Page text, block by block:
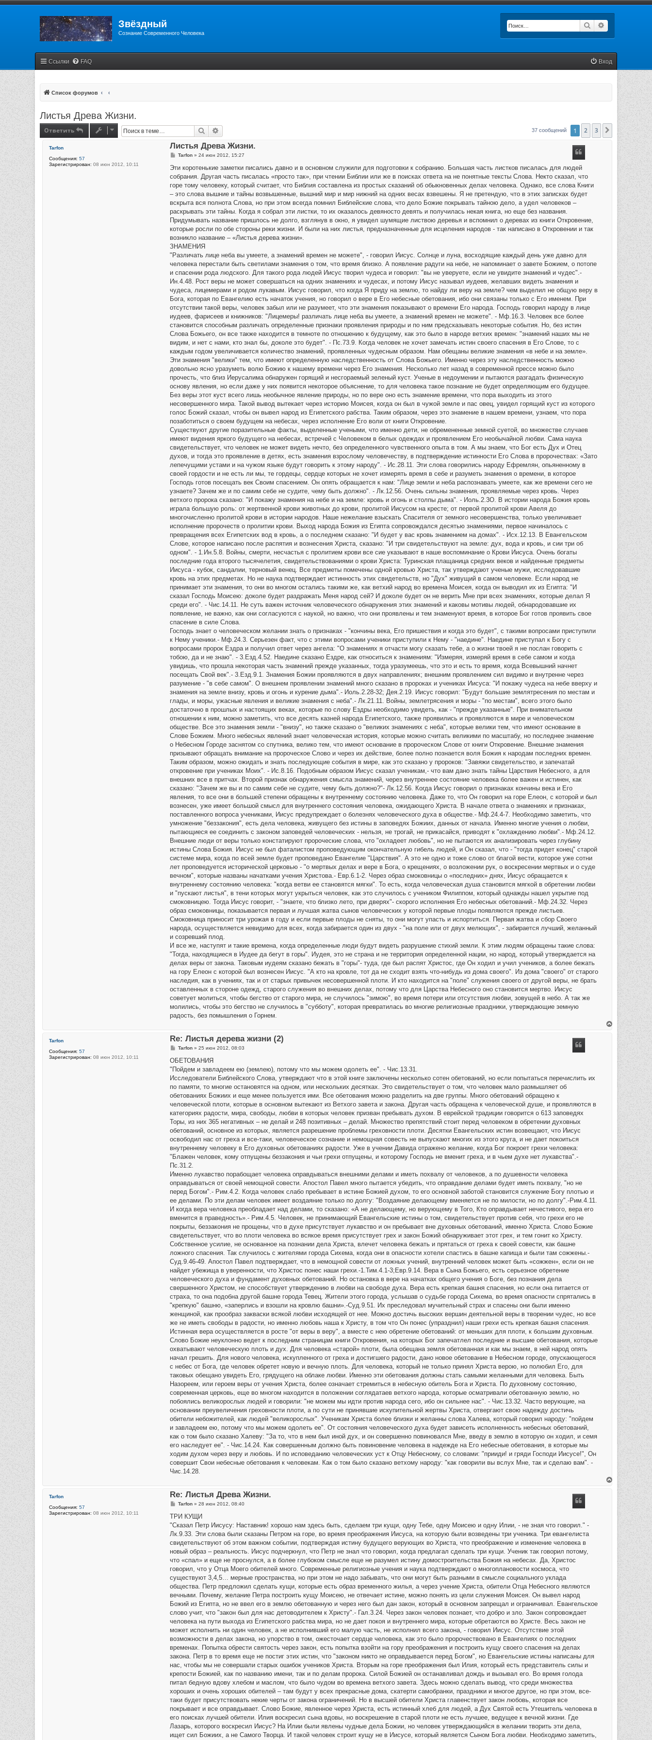
Звёздный
Сознание Современного Человека
Поиск
Ссылки FAQ Вход
Список форумов
Листья Древа Жизни.
Ответить Поиск 37 сообщений 1 2 3 След.
Tarfon
Сообщения: 57
Зарегистрирован: 08 июн 2012, 10:11
Листья Древа Жизни.
С
о
щ
е
н
и
е
Tarfon» 24 июн 2012, 15:27
Эти коротенькие заметки писались давно и в основном служили для подготовки к собранию. Большая часть листков писалась для людей
собрания. Другая часть писалась «просто так», при чтении Библии или же в поисках ответа на не понятные тексты Слова. Некто сказал, что
горе тому человеку, который считает, что Библия составлена из простых сказаний об обыкновенных делах человека. Однако, все слова Книги
– это слова вышние и тайны возвышенные, вышний мир и мир нижний на одних весах взвешены. Я не претендую, что в этих записках будет
вскрыта вся полнота Слова, но при этом всегда помнил Библейские слова, что дело Божие покрывать тайною дело, а удел человеков –
раскрывать эти тайны. Когда я собрал эти листки, то их оказалось девяносто девять и получилась некая книга, но еще без названия.
Придумывать название пришлось не долго, взглянув в окно, я увидел шумящие листвою деревья и вспомнил о деревах из книги Откровение,
которые росли по обе стороны реки жизни. И были на них листья, предназначенные для исцеления народов - так написано в Откровении и так
возникло название – «Листья дерева жизни».
ЗНАМЕНИЯ
"Различать лице неба вы умеете, а знамений времен не можете", - говорил Иисус. Солнце и луна, восходящие каждый день уже давно для
человека перестали быть светилами знамения о том, что время близко. А появление радуги на небе, не напоминает о завете Божием, о потопе
и спасении рода людского. Для такого рода людей Иисус творил чудеса и говорил: "вы не уверуете, если не увидите знамений и чудес".-
Ин.4.48. Рост веры не может совершаться на одних знамениях и чудесах, и потому Иисус называл иудеев, желавших видеть знамения и
чудеса, лицемерами и родом лукавым. Иисус говорил, что когда Я приду на землю, то найду ли веру на земле? чем выделил не общую веру в
Бога, которая по Евангелию есть начаток учения, но говорил о вере в Его небесные обетования, ибо они связаны только с Его именем. При
отсутствии такой веры, человек забыл или не разумеет, что эти знамения показывают о времени Его народа. Господь говорил народу в лице
иудеев, фарисеев и книжников: "Лицемеры! различать лице неба вы умеете, а знамений времен не можете". - Мф.16.3. Человек все более
становится способным различать определенные признаки проявления природы и по ним предсказывать некоторые события. Но, без истин
Слова Божьего, он все также находится в темноте по отношению к будущему, как это было в народе ветхих времен: "знамений наших мы не
видим, и нет с нами, кто знал бы, доколе это будет". - Пс.73.9. Когда человек не хочет замечать истин своего спасения в Его Слове, то с
каждым годом увеличивается количество знамений, проявленных чудесным образом. Нам обещаны великие знамения «в небе и на земле».
Эти знамения "велики" тем, что имеют определенную наследственность от Слова Божьего. Именно через эту наследственность можно
довольно ясно уразуметь волю Божию к нашему времени через Его знамения. Несколько лет назад в современной прессе можно было
прочесть, что близ Иерусалима обнаружен горящий и несгораемый зеленый куст. Ученые в недоумении и пытаются разгадать физическую
основу явления, но если даже у них появится некоторое объяснение, то для человека такое познание не будет определяющим его будущее.
Без веры этот куст всего лишь необычное явление природы, но по вере оно есть знамение времени, что пора выходить из этого
несовершенного мира. Такой вывод вытекает через историю Моисея, когда он был в чужой земле и пас овец, увидел горящий куст из которого
голос Божий сказал, чтобы он вывел народ из Египетского рабства. Таким образом, через это знамение в нашем времени, узнаем, что пора
позаботиться о своем будущем на небесах, через исполнение Его воли от книги Откровение.
Существуют другие поразительные факты, выделенные учеными, что именно дети, не обремененные земной суетой, во множестве случаев
имеют видения яркого будущего на небесах, встречей с Человеком в белых одеждах и проявлением Его необычайной любви. Сама наука
свидетельствует, что человек не может видеть нечто, без определенного чувственного опыта в том. А мы знаем, что Бог есть Дух и Отец
духов, и тогда это проявление в детях, есть знамения взрослому человечеству, в подтверждение истинности Его Слова в пророчествах: «Зато
лепечущими устами и на чужом языке будут говорить к этому народу". - Ис.28.11. Эти слова говорились народу Ефремлян, опьяненному в
своей гордости и не есть ли мы, те гордецы, сердце которых не хочет измерять время в себе и разуметь знамения о времени, в которое
Господь готов посещать век Своим спасением. Он опять обращается к нам: "Лице земли и неба распознавать умеете, как же времени сего не
узнаете? Зачем же и по самим себе не судите, чему быть должно". - Лк.12.56. Очень сильны знамения, проявляемые через кровь. Через
ветхого пророка сказано: "И покажу знамения на небе и на земле: кровь и огонь и столпы дыма". - Иоль.2.3О. В истории народа Божия кровь
играла большую роль: от жертвенной крови животных до крови, пролитой Иисусом на кресте; от первой пролитой крови Авеля до
многочисленно пролитой крови в истории народов. Наше нежелание взыскать Спасителя от земного несовершенства, только увеличивает
исполнение пророчеств о пролитии крови. Выход народа Божия из Египта сопровождался десятью знамениями, первое начиналось с
превращения всех Египетских вод в кровь, а о последнем сказано: "И будет у вас кровь знамением на домах". - Исх.12.13. В Евангельском
Слове, которое написано после распятия и вознесения Христа, сказано: "И три свидетельствуют на земле: дух, вода и кровь, и сии три об
одном". - 1.Ин.5.8. Войны, смерти, несчастья с пролитием крови все сие указывают в наше воспоминание о Крови Иисуса. Очень богаты
последние года второго тысячелетия, свидетельствованиями о крови Христа: Туринская плащаница средних веков и найденные предметы
Иисуса - кубок, сандалии, терновый венец. Все предметы помечены одной кровью Христа, так утверждают ученые мужи, исследовавшие
кровь на этих предметах. Но не наука подтверждает истинность этих свидетельств, но "Дух" живущий в самом человеке. Если народ не
принимает эти знамения, то они во многом остались такими же, как ветхий народ во времена Моисея, когда он выводил их из Египта: "И
сказал Господь Моисею: доколе будет раздражать Меня народ сей? И доколе будет он не верить Мне при всех знамениях, которые делал Я
среди его". - Чис.14.11. Не суть важен источник человеческого обнаружения этих знамений и каковы мотивы людей, обнародовавшие их
появление, не важно, как они согласуются с наукой, но важно, что они проявлены и тем знаменуют время, в которое Бог готов проявить свое
спасение в силе Слова.
Господь знает о человеческом желании знать о признаках - "кончины века, Его пришествия и когда это будет", с такими вопросами приступили
к Нему ученики.- Мф.24.3. Серьезен факт, что с этими вопросами ученики приступили к Нему - "наедине". Наедине приступал к Богу с
вопросами пророк Ездра и получил ответ через ангела: "О знамениях я отчасти могу сказать тебе, а о жизни твоей я не послан говорить с
тобою, да и не знаю". - 3.Езд.4.52. Наедине сказано Ездре, как относиться к знамениям: "Измеряя, измеряй время в себе самом и когда
увидишь, что прошла некоторая часть знамений прежде указанных, тогда уразумеешь, что это и есть то время, когда Всевышний начнет
посещать Свой век".- 3.Езд.9.1. Знамения Божии проявляются в двух направлениях; внешним проявлением сил видимо и внутренне через
разумение - "в себе самом". О внешнем проявлении знамений много сказано в пророках и учениках Иисуса: "И покажу чудеса на небе вверху и
знамения на земле внизу, кровь и огонь и курение дыма".- Иоль.2.28-32; Дея.2.19. Иисус говорил: "Будут большие землятресения по местам и
глады, и моры, ужасные явления и великие знамения с неба".- Лк.21.11. Войны, землетрясения и моры - "по местам", всего этого было
достаточно в прошлых и настоящих веках, которые по слову Ездры необходимо увидеть, как - "прежде указанные". При внимательном
отношении к ним, можно заметить, что все десять казней народа Египетского, также проявились и проявляются в мире и человеческом
обществе. Все это знамения земли - "внизу", но также сказано о "великих знамениях с неба", которые велики тем, что имеют основание в
Слове Божием. Много небесных явлений знает человеческая история, которые можно считать великими по масштабу, но последнее знамение
о Небесном Городе заснятом со спутника, велико тем, что имеют основание в пророческом Слове от книги Откровение. Внешние знамения
призывают обращать внимание на пророческое Слово и через их действие, более полно познается воля Божия к народам последних времен.
Таким образом, можно ожидать и знать последующие события в мире, как это сказано у пророков: "Завяжи свидетельство, и запечатай
откровение при учениках Моих". - Ис.8.16. Подобным образом Иисус сказал ученикам,- что вам дано знать тайны Царствия Небесного, а для
внешних все в притчах. Второй признак обнаружения смысла знамений, через внутреннее состояние человека более важен и истинен, как
сказано: "Зачем же вы и по самим себе не судите, чему быть должно?"- Лк.12.56. Когда Иисус говорил о признаках кончины века и Его
явления, то все они в большей степени обращены к внутреннему состоянию человека. Даже то, что Он говорил на горе Елеон, с которой и был
вознесен, уже имеет большой смысл для внутреннего состояния человека, ожидающего Христа. В начале ответа о знамениях и признаках,
поставленного вопроса учениками, Иисус предупреждает о болезнях человеческого духа в обществе.- Мф.24.4-7. Необходимо заметить, что
умножение "беззакония", есть дела человека, живущего без истины в заповедях Божиих, данных от начала. Именно многие учения о любви,
пытающиеся ее соединить с законом заповедей человеческих - нельзя, не трогай, не прикасайся, приводят к "охлаждению любви".- Мф.24.12.
Внешние люди от веры только констатируют пророческие слова, что "охладеет любовь", но не пытаются их анализировать через глубину
истины Слова Божия. Иисус не был фаталистом проповедующим окончательную гибель людей, и Он сказал, что - "тогда придет конец" старой
системе мира, когда по всей земле будет проповедано Евангелие "Царствия". А это не одно и тоже слово от благой вести, которое уже сотни
лет проповедуется исторической церковью - "о мертвых делах и вере в Бога, о крещениях, о возложении рук, о воскресении мертвых и о суде
вечном", которые названы начатками учения Христова.- Евр.6.1-2. Через образ смоковницы о «последних» днях, Иисус обращается к
внутреннему состоянию человека: "когда ветви ее становятся мягки". То есть, когда человеческая душа становится мягкой в обретении любви
и "пускают листья", в тени которых могут укрыться человек, как это случилось с учеником Филиппом, который однажды нашел укрытие под
смоковницею. Тогда Иисус говорит, - "знаете, что близко лето, при дверях"- скорого исполнения Его небесных обетований.- Мф.24.32. Через
образ смоковницы, показывается первая и лучшая жатва сынов человеческих у которой первые плоды появляются прежде листьев.
Смоковница приносит три урожая в году и если первые плоды не сняты, то они могут упасть и испортиться. Первая жатва и сбор Своего
народа, осуществляется невидимо для всех, когда забирается один из двух - "на поле или от двух мелющих", - забирается лучший, желанный
и созревший плод.
И все же, наступят и такие времена, когда определенные люди будут видеть разрушение стихий земли. К этим людям обращены такие слова:
"Тогда, находящиеся в Иудее да бегут в горы". Иудея, это не страна и не территория определенной нации, но народ, который утверждается на
делах веры от закона. Таковым иудеям сказано бежать в "горы"- туда, где был распят Христос, где Он ходил и учил учеников, а более бежать
на гору Елеон с которой был вознесен Иисус. "А кто на кровле, тот да не сходит взять что-нибудь из дома своего". Из дома "своего" от старого
наследия, как в учениях, так и от старых привычек несовершенной плоти. И кто находится на "поле" служения своего от другой веры, не брать
оставленных в стороне одежд, старого служения во внешних делах, потому что для Царства Небесного оно становится мертво. Иисус
советует молиться, чтобы бегство от старого мира, не случилось "зимою", во время потери или отсутствия любви, зовущей в небо. А так же
молились, чтобы это бегство не случилось в "субботу", которая превратилась во многие религиозные праздники, утверждающие земную
радость, без помышления о Горнем.
В
Tarfon
Сообщения: 57
Зарегистрирован: 08 июн 2012, 10:11
Re: Листья дерева жизни (2)
С
о
щ
е
и
е
Tarfon» 25 июн 2012, 08:03
ОБЕТОВАНИЯ
"Пойдем и завладеем ею (землею), потому что мы можем одолеть ее". - Чис.13.31.
Исследователи Библейского Слова, утверждают что в этой книге заключены несколько сотен обетований, но если попытаться перечислить их
по памяти, то многие остановятся на одном, или нескольких десятках. Это свидетельствует о том, что человек мало размышляет об
обетованиях Божиих и еще менее пользуется ими. Все обетования можно разделить на две группы. Много обетований обращено к
человеческой плоти, которые в основном вытекают из Ветхого завета и закона. Другая часть обращена к человеческой душе, и проявляются в
категориях радости, мира, свободы, любви в которых человек призван пребывать духом. В еврейской традиции говорится о 613 заповедях
Торы, из них 365 негативных – не делай и 248 позитивных – делай. Множество препятствий стоит перед человеком в обретении духовных
обетований, основное из которых, является разрешение проблемы греховности плоти. Десятки Евангельских истин возвещают, что Иисус
освободил нас от греха и все-таки, человеческое сознание и немощная совесть не выпускают многих из этого круга, и не дает покоиться
внутреннему человеку в Его духовных обетованиях радости. Уже в учении Давида отражено желание, когда Бог покроет грехи человека:
"Блажен человек, кому отпущены беззакония и чьи грехи отпущены, и которому Господь не вменит греха, и в чьем духе нет лукавства".-
Пс.31.2.
Именно лукавство порабощает человека оправдываться внешними делами и иметь похвалу от человеков, а по душевности человека
оправдываться от своей немощной совести. Апостол Павел много пытается убедить, что оправдание делами будет иметь похвалу, "но не
перед Богом".- Рим.4.2. Когда человек слабо пребывает в истине Божией духом, то его основной заботой становится служение Богу плотью и
ее делами. По эти делам человек имеет воздаяние только по долгу: "Воздаяние делающему вменяется не по милости, но по долгу".-Рим.4.11.
И когда вера человека преобладает над делами, то сказано: «А не делающему, но верующему в Того, Кто оправдывает нечестивого, вера его
вменится в праведность».- Рим.4.5. Человек, не принимающий Евангельские истины о том, свидетельствует против себя, что грехи его не
покрыты, беззакония не прощены, что в духе присутствует лукавство и он пребывает вне духовных обетований, именно Христа. Слово Божие
свидетельствует, что во плоти человека во всякое время присутствует грех и закон Божий обнаруживает этот грех, и тем гонит ко Христу.
Собственное усилие, не основанное на познании дела Христа, влечет человека бежать и прятаться от греха к своей совести, как башне
ложного спасения. Так случилось с жителями города Сихема, когда они в опасности хотели спастись в башне капища и были там сожжены.-
Суд.9.46-49. Апостол Павел подтверждает, что в немощной совести от ложных учений, внутренний человек может быть «сожжен», если он не
найдет убежища в уверенности, что Христос понес наши грехи.-1.Тим.4.1-3;Евр.9.14. Вера в Сына Божьего, есть серьезное обретение
человеческого духа и фундамент духовных обетований. Но остановка в вере на начатках общего учения о Боге, без познания дела
свершенного Христом, не способствует утверждению в любви на свободе духа. Вера есть крепкая башня спасения, но если она питается от
страха, то она подобна другой башне города Тевец. Жители этого города, услышав о судьбе города Сихема, во время опасности спрятались в
"крепкую" башню, «заперлись и взошли на кровлю башни».-Суд.9.51. Их преследовал мучительный страх и спасены они были именно
женщиной, как прообраз закваски всякой любви исходящей от нее. Можно достичь высоких вершин деятельной веры в творении чудес, но все
же не иметь свободы в радости, но именно любовь наша к Христу, в том что Он понес (упразднил) наши грехи есть крепкая башня спасения.
Истинная вера осуществляется в росте "от веры в веру", а вместе с нею обретение обетований: от меньших для плоти, к большим духовным.
Слово Божие неуклонно ведет к последним страницам книги Откровения, на которых Бог запечатлел последние и высшие обетования, которые
охватывают человеческую плоть и дух. Для человека «старой» плоти, была обещана земля обетованная и как мы знаем, в ней народ опять
начал грешить. Для нового человека, искупленного от греха и достигшего радости, дано новое обетование в Небесном городе, опускающегося
с небес от Бога, где человек обретет новую и вечную плоть. Для человека, который не только принял Христа верою, но полюбил Его, для
таковых обещано увидеть Его, грядущего на облаке любви. Именно эти обетования должны стать самыми желанными для человека. Быть
Назореем, или героем веры от учения Христа, более означает стремиться в небесную обитель Бога и Христа. По духовному состоянию,
современная церковь, еще во многом находится в положении соглядатаев ветхого народа, которые осматривали обетованную землю, но
побоялись великорослых людей и говорили: "не можем мы идти против народа сего, ибо он сильнее нас". - Чис.13.32. Часто верующие, на
основании преувеличения греховности плоти, а по сути не принявшие искупительной жертвы Христа, отвергают свою надежду достичь
обители небожителей, как людей "великорослых". Ученикам Христа более близки и желанны слова Халева, который говорил народу: "пойдем
и завладеем ею, потому что мы можем одолеть ее". От состояния человеческого духа будет зависеть исполненность небесных обетований,
как о том было сказано Халеву: "За то, что в нем был иной дух, и он совершенно повиновался Мне, введу в землю в которую он ходил, и семя
его наследует ее". - Чис.14.24. Как совершенным должно быть повиновение человека в надежде на Его небесные обетования, в которые мы
ходим духом через веру и любовь. И по исповеданию человеческих уст к Отцу Небесному, со словами: "прииди! и гряди Господи Иисусе!", Он
совершит Свои небесные обетования к человекам. Как о том было сказано ветхому народу: "как говорили вы вслух Мне, так и сделаю вам". -
Чис.14.28.
В
Tarfon
Сообщения: 57
Зарегистрирован: 08 июн 2012, 10:11
Re: Листья Древа Жизни.
С
о
щ
е
и
е
Tarfon» 28 июн 2012, 08:40
ТРИ КУЩИ
"Сказал Петр Иисусу: Наставник! хорошо нам здесь быть, сделаем три кущи, одну Тебе, одну Моисею и одну Илии, - не зная что говорил." -
Лк.9.33. Эти слова были сказаны Петром на горе, во время преображения Иисуса, на которую были возведены три ученика. Три евангелиста
свидетельствуют об этом важном событии, подтверждая истину будущего верующих во Христа, что преображение и изменение человека в
новый образ – реальность. Иисус подчеркнул, что Петр не знал что говорил, когда предлагал сделать три кущи. Ученик так говорил потому,
что «спал» и еще не проснулся, а в более глубоком смысле еще не разумел истину домостроительства Божия на небесах. Да, Христос
говорил, что у Отца Моего обителей много. Современные религиозные учения и наука подтверждают о многоплановости космоса, что
существуют 3,4,5… мерные пространства, но при этом не надо забывать, что они могут быть разными в смысле социального уклада
общества. Петр предложил сделать кущи, которые есть образ временного жилья, а через учение Христа, обители Отца Небесного являются
вечными. Почему, желание Петра построить кущу Моисею, не отвечает истине, можно понять из цели служения Моисея. Он вывел народ
Божий из Египта, но не ввел его в землю обетованную и через него был дан закон, который в основном запрещал и ограничивал. Евангельское
слово учит, что "закон был для нас детоводителем к Христу".- Гал.3.24. Через закон человек познает, что добро и зло. Закон сопровождает
человека на пути выхода из Египетского рабства мира, но не дает покоя и внутреннего мира, которые обретаются во Христе. Весь закон не
может исполнить ни один человек, а не исполнивший его малую часть, не исполнил всего закона, - говорил Иисус. Отсутствие этой
возможности в делах закона, но упорство в том, ожесточает сердце человека, как это было пророчествовано в Евангелиях о последних
временах. Попытка обрести святость через закон, есть попытка взойти на гору преображения и построить кущу своего спасения на делах
закона. Петр в то время еще не постиг этих истин, что "законом никто не оправдывается перед Богом", но Евангельские истины написаны для
нас, чтобы мы не совершали старых ошибок учеников Христа. Вторым на горе преображения был Илия, который есть представитель силы и
крепости Божией, как по названию имени, так и по делам пророка. Силой Божией он останавливал дождь и вызывал его. Во время голода
питал бедную вдову хлебом и маслом, что было чудом во времена ветхого завета. Здесь можно сделать вывод, что среди множества
хороших и очень хороших обителей – там будут у всех прекрасные дома, скатерти самобранки, праздники и многое другое, но при этом, все-
таки будет присутствовать некие черты от закона ограничений. Но в высшей обители Христа главенствует закон любовь, которая все
покрывает и все оправдывает. Слово Божие, явленное через Христа, есть истинный хлеб для людей, а Дух Святой есть Утешитель человека в
его поисках лучшей обители. Илия воскресил сына вдовы, но воскрешение в старой плоти не есть лучшее, ведущее к вечной жизни. Где
Лазарь, которого воскресил Иисус? На Илии были явлены чудные дела Божии, но человек утверждающийся в желании творить эти дела,
ищет сил Божиих, а не Самого Творца. И такой человек строит кущу не в Иисусе, который является Сыном Бога любви. Необходимо заметить,